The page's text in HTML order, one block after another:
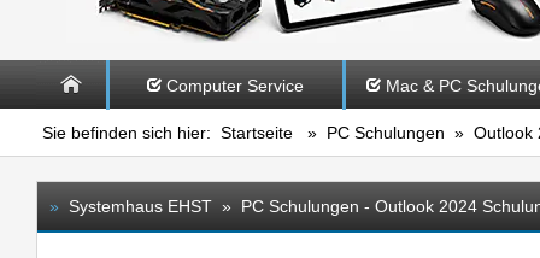
Computer Service Mac & PC
Sie befinden sich hier: Startseite » PC Schulungen » Outlook
» Systemhaus EHST » PC Schulungen - Outlook 2024